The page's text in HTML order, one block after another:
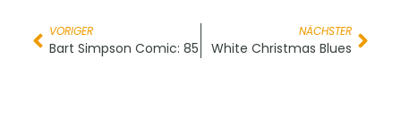
VORIGER
Bart Simpson Comic: 85
NÄCHSTER
White Christmas Blues